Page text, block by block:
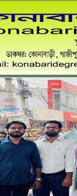
Email: